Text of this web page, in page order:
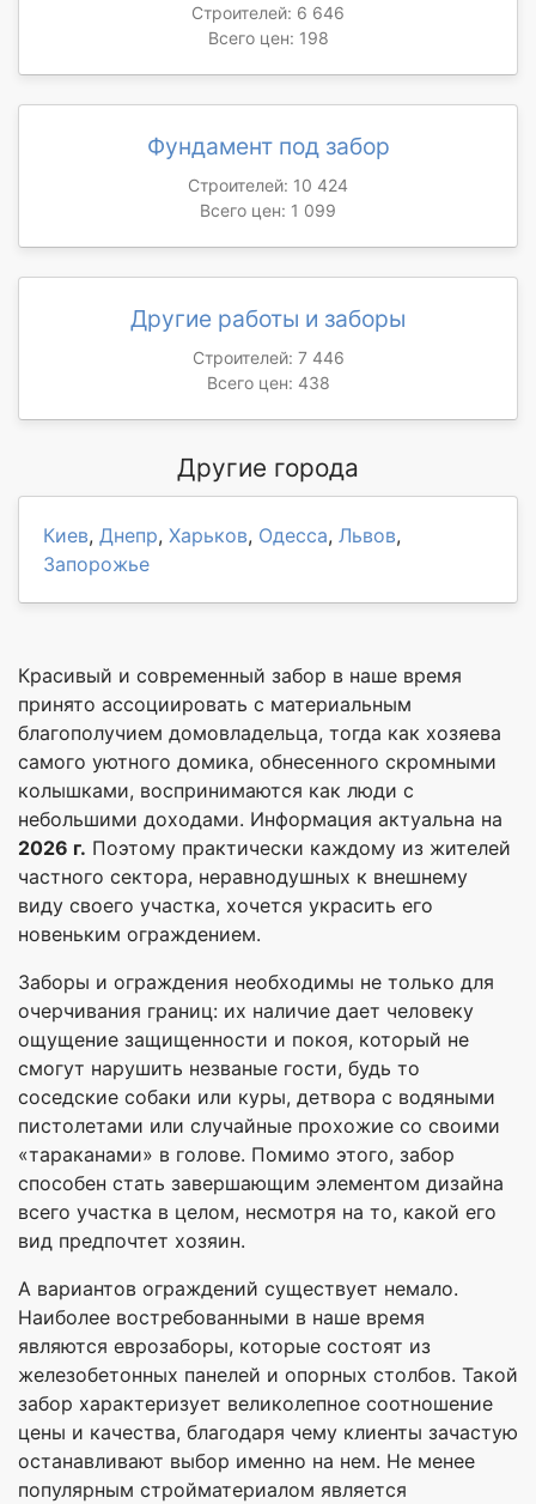
Строителей: 6 646
Всего цен: 198
Фундамент под забор
Строителей: 10 424
Всего цен: 1 099
Другие работы и заборы
Строителей: 7 446
Всего цен: 438
Другие города
Киев, Днепр, Харьков, Одесса, Львов,
Запорожье
Красивый и современный забор в наше время
принято ассоциировать с материальным
благополучием домовладельца, тогда как хозяева
самого уютного домика, обнесенного скромными
колышками, воспринимаются как люди с
небольшими доходами. Информация актуальна на
2026 г. Поэтому практически каждому из жителей
частного сектора, неравнодушных к внешнему
виду своего участка, хочется украсить его
новеньким ограждением.
Заборы и ограждения необходимы не только для
очерчивания границ: их наличие дает человеку
ощущение защищенности и покоя, который не
смогут нарушить незваные гости, будь то
соседские собаки или куры, детвора с водяными
пистолетами или случайные прохожие со своими
«тараканами» в голове. Помимо этого, забор
способен стать завершающим элементом дизайна
всего участка в целом, несмотря на то, какой его
вид предпочтет хозяин.
А вариантов ограждений существует немало.
Наиболее востребованными в наше время
являются еврозаборы, которые состоят из
железобетонных панелей и опорных столбов. Такой
забор характеризует великолепное соотношение
цены и качества, благодаря чему клиенты зачастую
останавливают выбор именно на нем. Не менее
популярным стройматериалом является